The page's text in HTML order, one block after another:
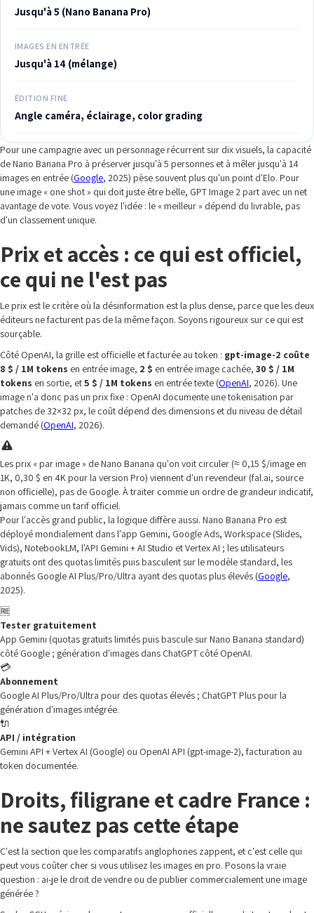
Jusqu'à 5 (Nano Banana Pro)
IMAGES EN ENTRÉE
Jusqu'à 14 (mélange)
ÉDITION FINE
Angle caméra, éclairage, color grading
Pour une campagne avec un personnage récurrent sur dix visuels, la capacité
de Nano Banana Pro à préserver jusqu'à 5 personnes et à mêler jusqu'à 14
images en entrée (Google, 2025) pèse souvent plus qu'un point d'Elo. Pour
une image « one shot » qui doit juste être belle, GPT Image 2 part avec un net
avantage de vote. Vous voyez l'idée : le « meilleur » dépend du livrable, pas
d'un classement unique.
Prix et accès : ce qui est officiel,
ce qui ne l'est pas
Le prix est le critère où la désinformation est la plus dense, parce que les deux
éditeurs ne facturent pas de la même façon. Soyons rigoureux sur ce qui est
sourçable.
Côté OpenAI, la grille est officielle et facturée au token : gpt-image-2 coûte
8 $ / 1M tokens en entrée image, 2 $ en entrée image cachée, 30 $ / 1M
tokens en sortie, et5 $ / 1M tokens en entrée texte (OpenAI, 2026). Une
image n'a donc pas un prix fixe : OpenAI documente une tokenisation par
patches de 32×32 px, le coût dépend des dimensions et du niveau de détail
demandé (OpenAI, 2026).
Les prix « par image » de Nano Banana qu'on voit circuler (≈ 0,15 $/image en
1K, 0,30 $ en 4K pour la version Pro) viennent d'un revendeur (fal.ai, source
non officielle), pas de Google. À traiter comme un ordre de grandeur indicatif,
jamais comme un tarif officiel.
Pour l'accès grand public, la logique diffère aussi. Nano Banana Pro est
déployé mondialement dans l'app Gemini, Google Ads, Workspace (Slides,
Vids), NotebookLM, l'API Gemini + AI Studio et Vertex AI ; les utilisateurs
gratuits ont des quotas limités puis basculent sur le modèle standard, les
abonnés Google AI Plus/Pro/Ultra ayant des quotas plus élevés (Google,
2025).
🆓
Tester gratuitement
App Gemini (quotas gratuits limités puis bascule sur Nano Banana standard)
côté Google ; génération d'images dans ChatGPT côté OpenAI.
💳
Abonnement
Google AI Plus/Pro/Ultra pour des quotas élevés ; ChatGPT Plus pour la
génération d'images intégrée.
🔌
API / intégration
Gemini API + Vertex AI (Google) ou OpenAI API (gpt-image-2), facturation au
token documentée.
Droits, filigrane et cadre France :
ne sautez pas cette étape
C'est la section que les comparatifs anglophones zappent, et c'est celle qui
peut vous coûter cher si vous utilisez les images en pro. Posons la vraie
question : ai-je le droit de vendre ou de publier commercialement une image
générée ?